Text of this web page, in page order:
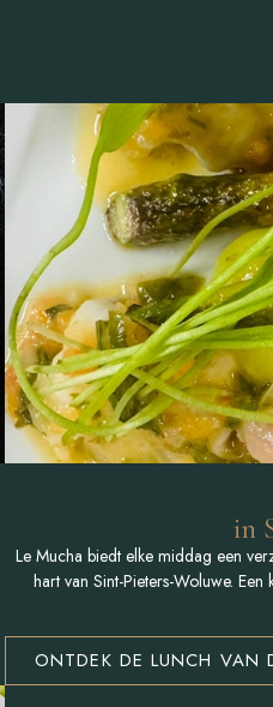
in
Le Mucha biedt elke middag een
hart van Sint-Pieters-Woluwe.
ONTDEK DE LUNCH VAN